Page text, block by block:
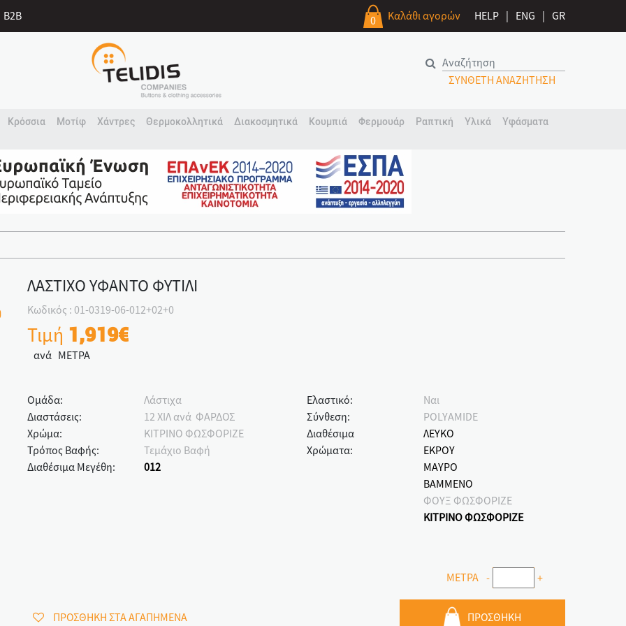
B2B 0 Καλάθι αγορών HELP | ENG | GR
ΣΥΝΘΕΤΗ ΑΝΑΖΗΤΗΣΗ
Κρόσσια Μοτίφ Χάντρες Θερμοκολλητικά Διακοσμητικά Κουμπιά Φερμουάρ Ραπτική Υλικά Υφάσματα
ΛΑΣΤΙΧΟ ΥΦΑΝΤΟ ΦΥΤΙΛΙ
Κωδικός : 01-0319-06-012+02+0
Τιμή 1,919€
ανά ΜΕΤΡΑ
Ομάδα:
Λάστιχα
Διαστάσεις:
12 ΧΙΛ ανά ΦΑΡΔΟΣ
Χρώμα:
ΚΙΤΡΙΝΟ ΦΩΣΦΟΡΙΖΕ
Τρόπος Βαφής:
Τεμάχιο Βαφή
Διαθέσιμα Μεγέθη:
012
Ελαστικό:
Ναι
Σύνθεση:
POLYAMIDE
Διαθέσιμα
Χρώματα:
ΛΕΥΚΟ
ΕΚΡΟΥ
ΜΑΥΡΟ
ΒΑΜΜΕΝΟ
ΦΟΥΞ ΦΩΣΦΟΡΙΖΕ
ΚΙΤΡΙΝΟ ΦΩΣΦΟΡΙΖΕ
ΜΕΤΡΑ - +
ΠΡΟΣΘΗΚΗ ΣΤΑ ΑΓΑΠΗΜΕΝΑ ΠΡΟΣΘΗΚΗ